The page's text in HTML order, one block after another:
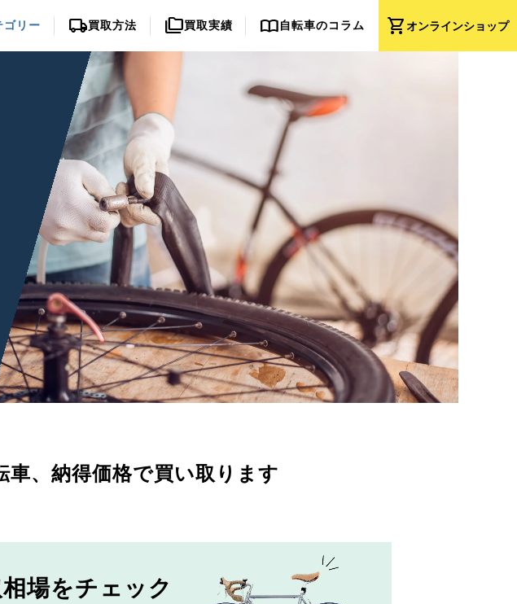
shopping_cartオンラインショップ
ゴリー local_shipping買取方法 folder_copy買取実績 import_contacts自転車のコラム
、 納得価格で買い取ります
場をチェック